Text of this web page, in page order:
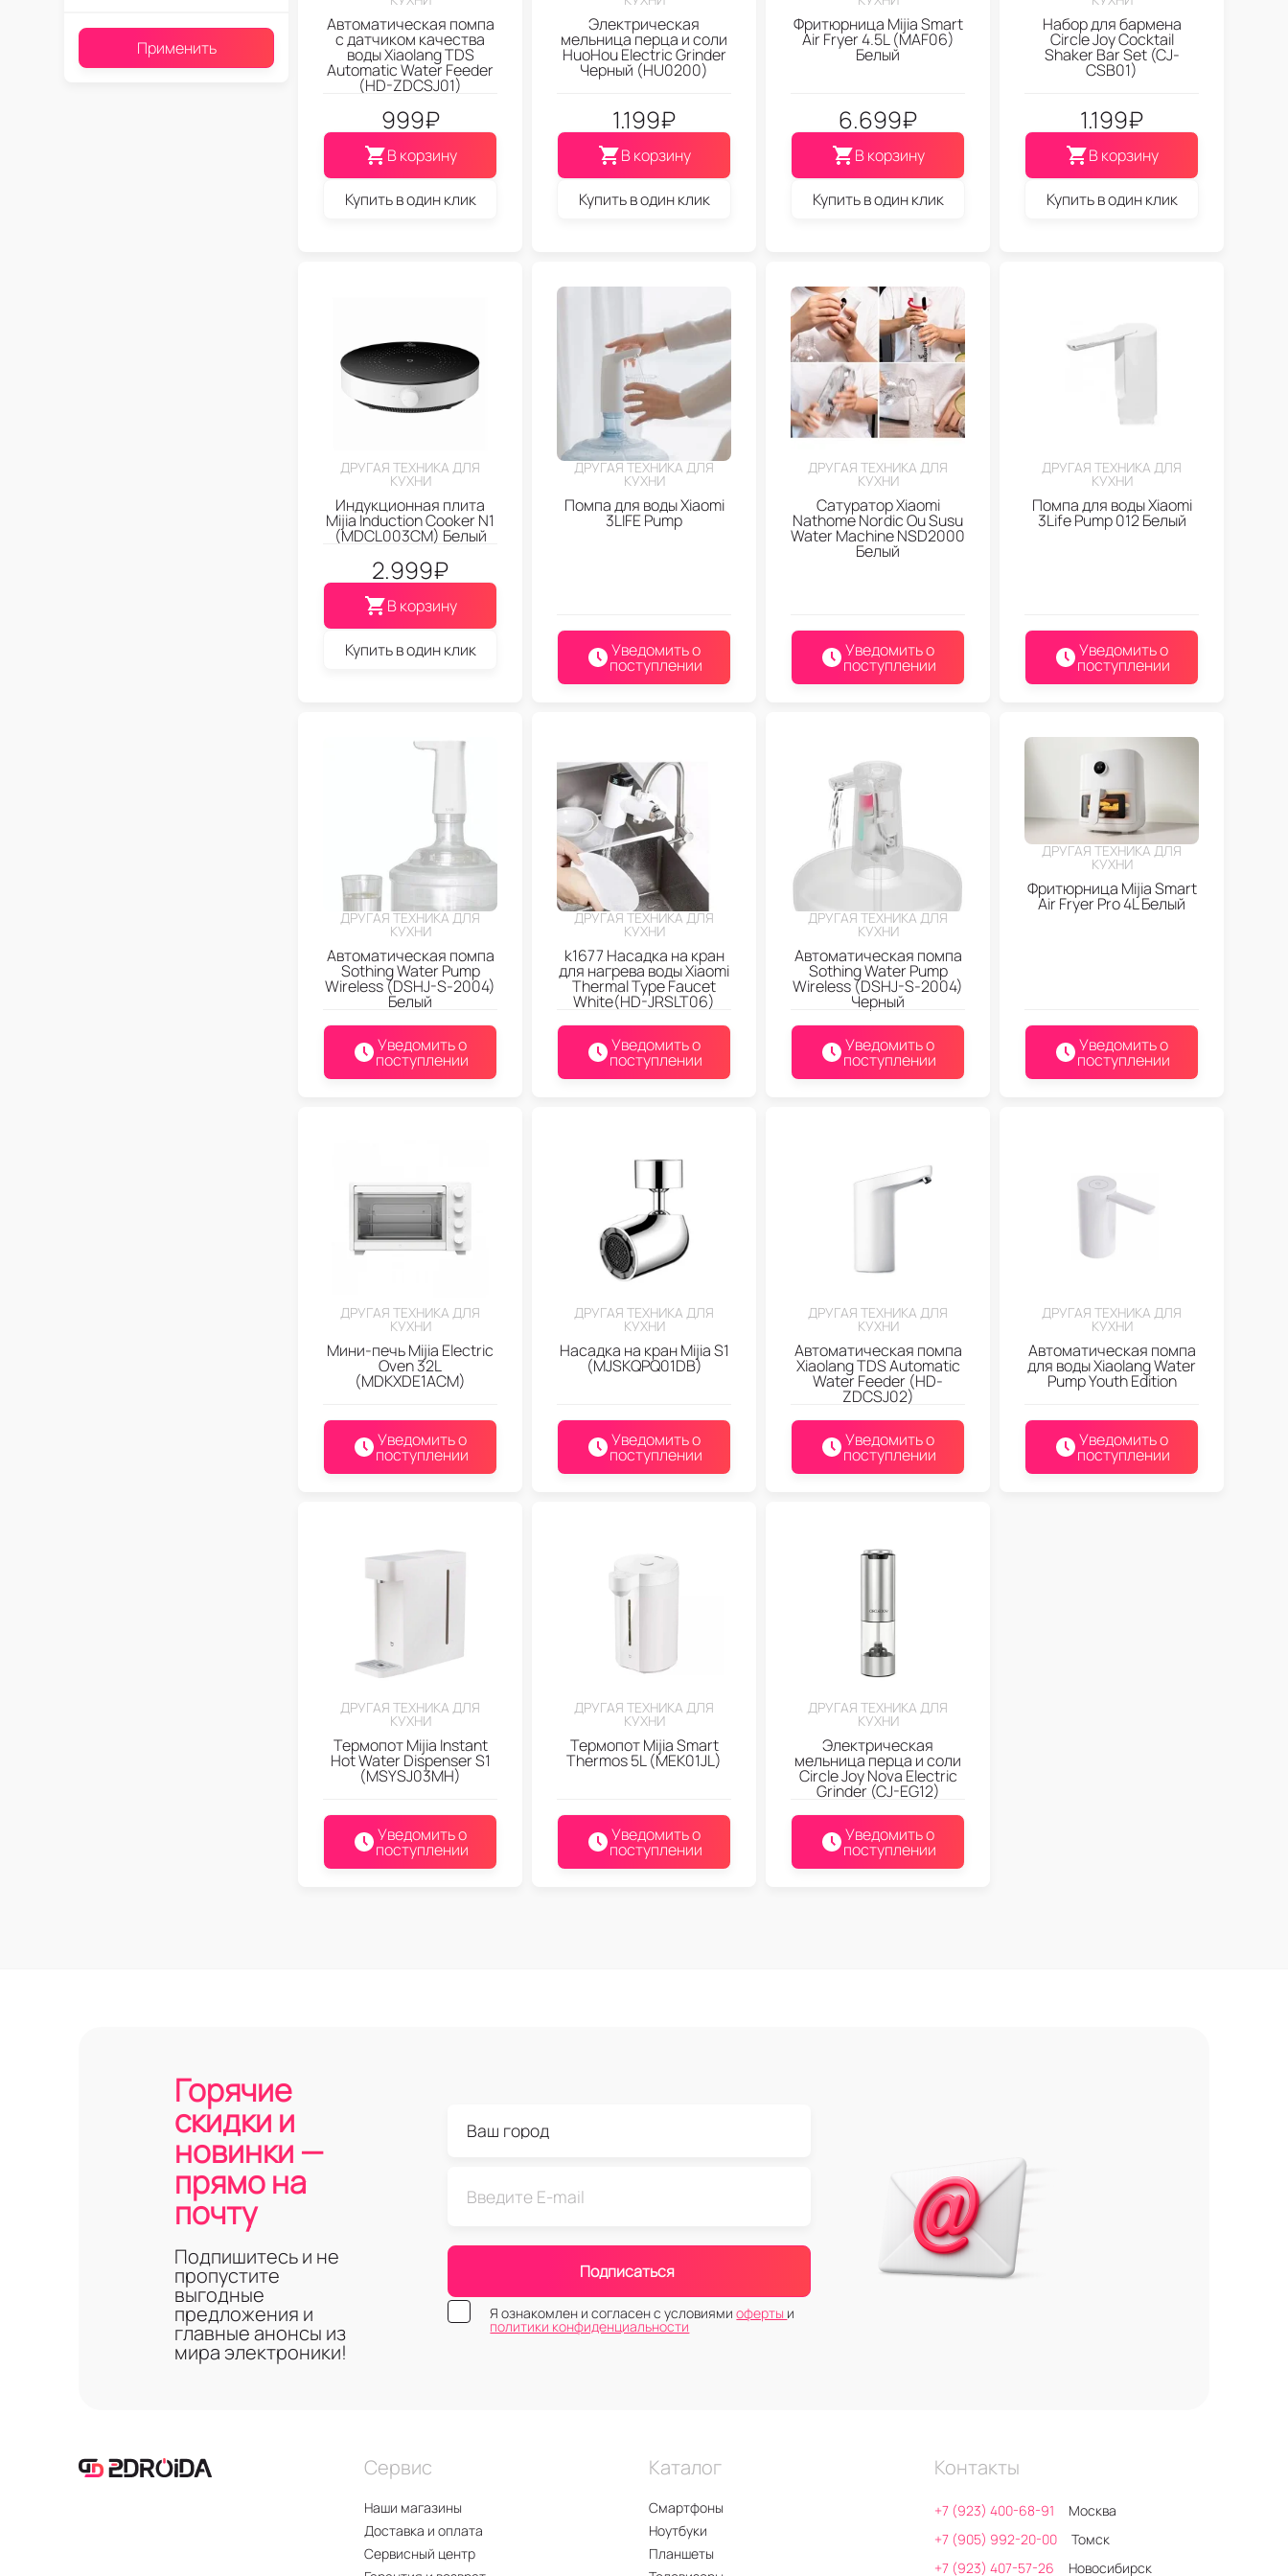
Автоматическая помпа
с датчиком качества
воды Xiaolang TDS
Automatic Water Feeder
(HD-ZDCSJ01)
999₽
В корзину
Купить в один клик
Электрическая
мельница перца и соли
HuoHou Electric Grinder
Черный (HU0200)
1.199₽
В корзину
Купить в один клик
Фритюрница Mijia Smart
Air Fryer 4.5L (MAF06)
Белый
6.699₽
В корзину
Купить в один клик
Набор для бармена
Circle Joy Cocktail
Shaker Bar Set (CJ-
CSB01)
1.199₽
В корзину
Купить в один клик
ДРУГАЯ ТЕХНИКА ДЛЯ
КУХНИ
Индукционная плита
Mijia Induction Cooker N1
(MDCL003CM) Белый
2.999₽
В корзину
Купить в один клик
ДРУГАЯ ТЕХНИКА ДЛЯ
КУХНИ
Помпа для воды Xiaomi
3LIFE Pump
Уведомить о
поступлении
ДРУГАЯ ТЕХНИКА ДЛЯ
КУХНИ
Сатуратор Xiaomi
Nathome Nordic Ou Susu
Water Machine NSD2000
Белый
Уведомить о
поступлении
ДРУГАЯ ТЕХНИКА ДЛЯ
КУХНИ
Помпа для воды Xiaomi
3Life Pump 012 Белый
Уведомить о
поступлении
ДРУГАЯ ТЕХНИКА ДЛЯ
КУХНИ
Автоматическая помпа
Sothing Water Pump
Wireless (DSHJ-S-2004)
Белый
Уведомить о
поступлении
ДРУГАЯ ТЕХНИКА ДЛЯ
КУХНИ
k1677 Насадка на кран
для нагрева воды Xiaomi
Thermal Type Faucet
White(HD-JRSLT06)
Уведомить о
поступлении
ДРУГАЯ ТЕХНИКА ДЛЯ
КУХНИ
Автоматическая помпа
Sothing Water Pump
Wireless (DSHJ-S-2004)
Черный
Уведомить о
поступлении
ДРУГАЯ ТЕХНИКА ДЛЯ
КУХНИ
Фритюрница Mijia Smart
Air Fryer Pro 4L Белый
Уведомить о
поступлении
ДРУГАЯ ТЕХНИКА ДЛЯ
КУХНИ
Мини-печь Mijia Electric
Oven 32L
(MDKXDE1ACM)
Уведомить о
поступлении
ДРУГАЯ ТЕХНИКА ДЛЯ
КУХНИ
Насадка на кран Mijia S1
(MJSKQPQ01DB)
Уведомить о
поступлении
ДРУГАЯ ТЕХНИКА ДЛЯ
КУХНИ
Автоматическая помпа
Xiaolang TDS Automatic
Water Feeder (HD-
ZDCSJ02)
Уведомить о
поступлении
ДРУГАЯ ТЕХНИКА ДЛЯ
КУХНИ
Автоматическая помпа
для воды Xiaolang Water
Pump Youth Edition
Уведомить о
поступлении
ДРУГАЯ ТЕХНИКА ДЛЯ
КУХНИ
Термопот Mijia Instant
Hot Water Dispenser S1
(MSYSJ03MH)
Уведомить о
поступлении
ДРУГАЯ ТЕХНИКА ДЛЯ
КУХНИ
Термопот Mijia Smart
Thermos 5L (MEK01JL)
Уведомить о
поступлении
ДРУГАЯ ТЕХНИКА ДЛЯ
КУХНИ
Электрическая
мельница перца и соли
Circle Joy Nova Electric
Grinder (CJ-EG12)
Уведомить о
поступлении
Применить
Горячие
скидки и
новинки —
прямо на
почту
Подпишитесь и не
пропустите
выгодные
предложения и
главные анонсы из
мира электроники!
Подписаться
Я ознакомлен и согласен с условиямиоферты и
политики конфиденциальности
Сервис
Наши магазины
Доставка и оплата
Сервисный центр
Каталог
Смартфоны
Ноутбуки
Планшеты
Контакты
+7 (923) 400-68-91
Москва
+7 (905) 992-20-00
Томск
+7 (923) 407-57-26
Новосибирск